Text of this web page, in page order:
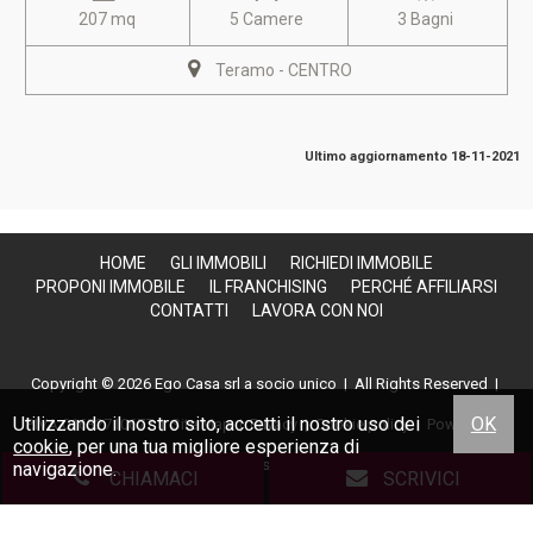
CHIAMACI SCRIVICI
207 mq 5 Camere 3 Bagni
Teramo - CENTRO
Ultimo aggiornamento 18-11-2021
HOME GLI IMMOBILI
RICHIEDI IMMOBILE
PROPONI IMMOBILE
IL FRANCHISING
PERCHÉ AFFILIARSI
CONTATTI
LAVORA CON NOI
Copyright © 2026 Ego Casa srl a socio unico | All Rights Reserved |
P.IVA 01632710677|Site Map|Privacy|Cookie policy| Powered By
Gestim
Utilizzando il nostro sito, accetti il nostro uso dei
cookie, per una tua migliore esperienza di
navigazione.
OK